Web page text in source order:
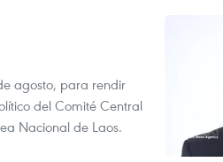
agosto, para rendir
del Comité Central
Nacional de Laos.